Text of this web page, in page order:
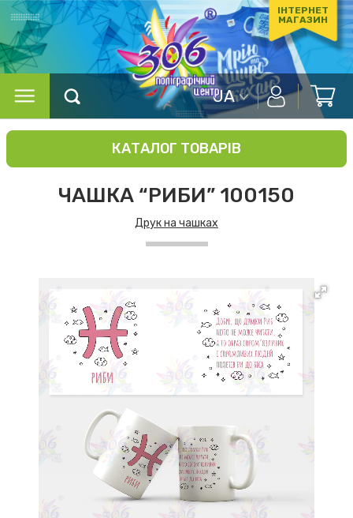
ІНТЕРНЕТ
МАГАЗИН
UA
КАТАЛОГ ТОВАРІВ
ЧАШКА “РИБИ” 100150
Друк на чашках